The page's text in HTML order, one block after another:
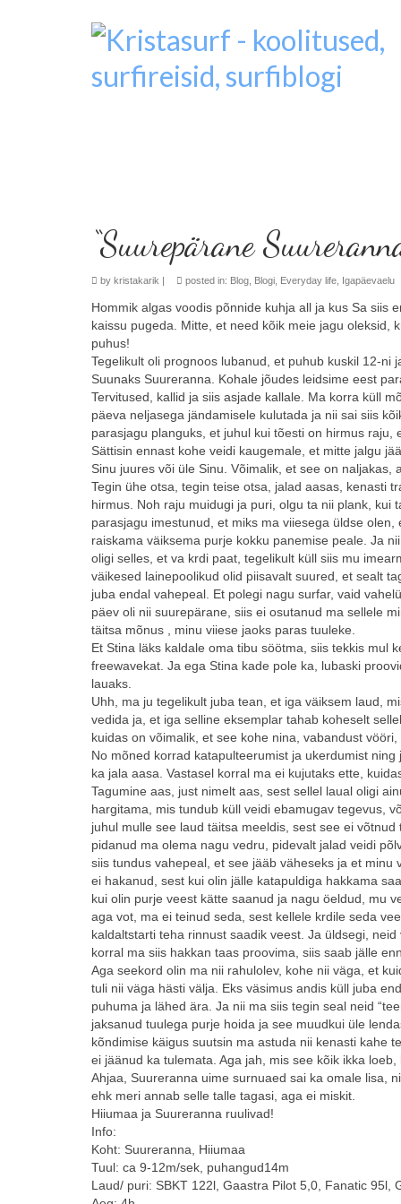
“Suurepärane
by kristakarik | posted in: Blog Blogi Everyday life Igapäevaelu
Hommik algas voodis põnnide kuhja all ja kus Sa siis
kaissu pugeda. Mitte, et need kõik meie jagu oleksid,
puhus!
Tegelikult oli prognoos lubanud, et puhub kuskil 12-
Suunaks Suureranna. Kohale jõudes leidsime eest
Tervitused, kallid ja siis asjade kallale. Ma korra küll
päeva neljasega jändamisele kulutada ja nii sai siis
parasjagu planguks, et juhul kui tõesti on hirmus raju,
Sättisin ennast kohe veidi kaugemale, et mitte jalgu
Sinu juures või üle Sinu. Võimalik, et see on
Tegin ühe otsa, tegin teise otsa, jalad aasas, kenasti
hirmus. Noh raju muidugi ja puri, olgu ta nii plank, kui
parasjagu imestunud, et miks ma viiesega üldse
raiskama väiksema purje kokku panemise peale. Ja
oligi selles, et va krdi paat, tegelikult küll siis mu
väikesed lainepoolikud olid piisavalt suured, et sealt
juba endal vahepeal. Et polegi nagu surfar, vaid
päev oli nii suurepärane, siis ei osutanud ma sellele
täitsa mõnus , minu viiese jaoks paras tuuleke.
Et Stina läks kaldale oma tibu söötma, siis tekkis mul
freewavekat. Ja ega Stina kade pole ka, lubaski
lauaks.
Uhh, ma ju tegelikult juba tean, et iga väiksem laud,
vedida ja, et iga selline eksemplar tahab koheselt
kuidas on võimalik, et see kohe nina, vabandust
No mõned korrad katapulteerumist ja ukerdumist
ka jala aasa. Vastasel korral ma ei kujutaks ette,
Tagumine aas, just nimelt aas, sest sellel laual oligi
hargitama, mis tundub küll veidi ebamugav tegevus,
juhul mulle see laud täitsa meeldis, sest see ei
pidanud ma olema nagu vedru, pidevalt jalad veidi
siis tundus vahepeal, et see jääb väheseks ja et
ei hakanud, sest kui olin jälle katapuldiga hakkama
kui olin purje veest kätte saanud ja nagu öeldud, mu
aga vot, ma ei teinud seda, sest kellele krdile seda
kaldaltstarti teha rinnust saadik veest. Ja üldsegi,
korral ma siis hakkan taas proovima, siis saab jälle
Aga seekord olin ma nii rahulolev, kohe nii väga, et
tuli nii väga hästi välja. Eks väsimus andis küll juba
puhuma ja lähed ära. Ja nii ma siis tegin seal neid
jaksanud tuulega purje hoida ja see muudkui üle
kõndimise käigus suutsin ma astuda nii kenasti kahe
ei jäänud ka tulemata. Aga jah, mis see kõik ikka
Ahjaa, Suureranna uime surnuaed sai ka omale lisa,
ehk meri annab selle talle tagasi, aga ei miskit.
Hiiumaa ja Suureranna ruulivad!
Info:
Koht: Suureranna, Hiiumaa
Tuul: ca 9-12m/sek, puhangud14m
Laud/ puri: SBKT 122l, Gaastra Pilot 5,0, Fanatic 95l,